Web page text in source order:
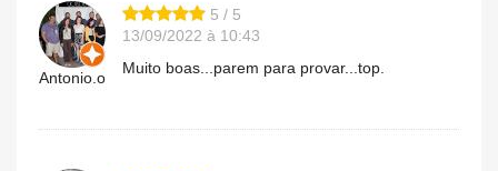
Antonio.o
5 / 5
13/09/2022 à 10:43
Muito boas...parem para provar...top.